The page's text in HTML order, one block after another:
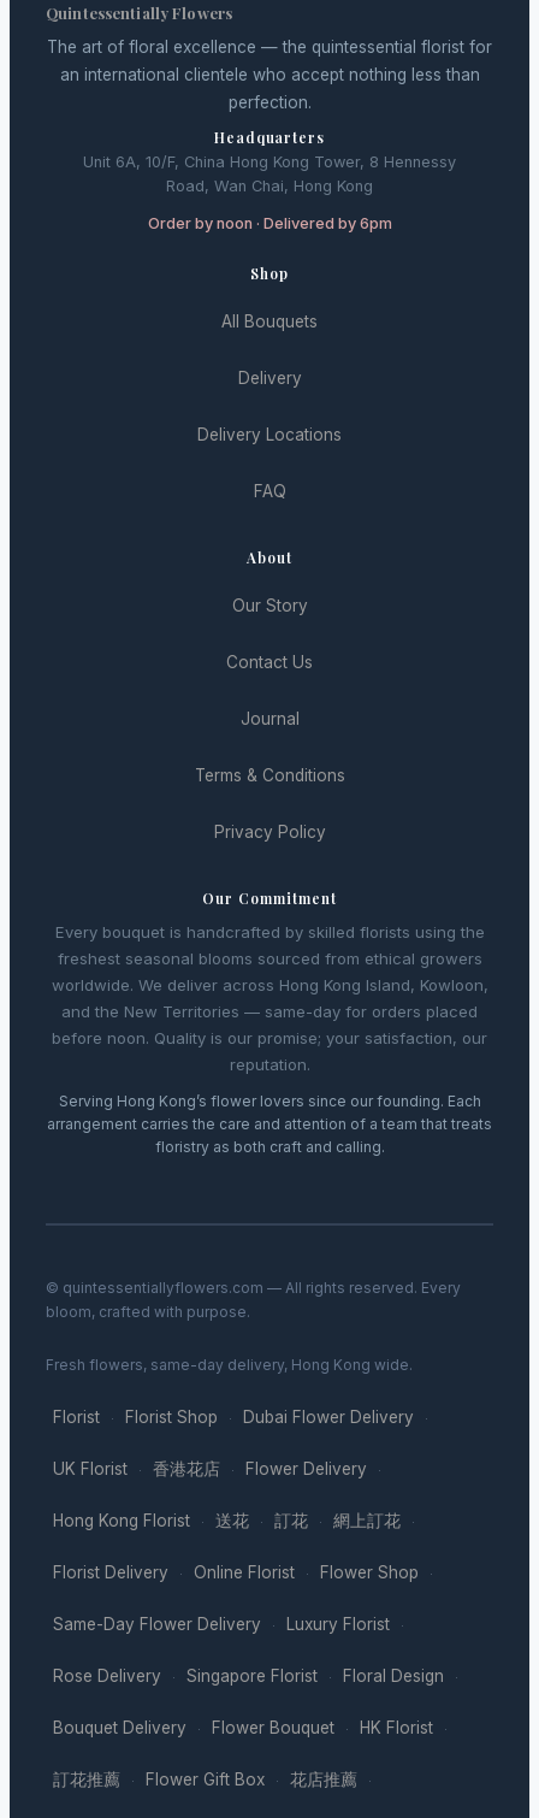
是針對情感上高度投入的客戶進行的「剝削式定價」。 此
外，傳統文化對花卉的剛性需求亦創造了價格真空。在泰
國等國家，重要佛教節慶期間，蓮花和萬壽菊的價格可能
急劇上漲，令許多家庭難以負擔傳統供品。墨西哥在亡靈
節期間，萬壽菊的成本亦因傳統需求而飆升，評論家認為
這是批發商預期到習俗驅動的非彈性需求而進行的機會主
義定價。 行業與消費者權益的對話 花卉業協會持續強
調，季節性價格上漲是行業現實的產物。鮮花的易腐性、
急運輸成本，均在高峰期推高了價格。許多小型花店全年
國花卉協會指出，如情人節、母親節和喪葬用花佔年度營
買的情感背景創造了市場失靈。當顧客急需喪禮用花或面
供了空間。 面對法律監管的困難，業界和消費者團體正尋
消費者充分了解價格變動的時間和幅度。這種知情權的提
而在無需嚴苛監管的情況下，緩和極端定價行為。 最終，
演變，以達致一個既能保障行業持續盈利，又能確保消費
糧食作物允許的含量高出50倍。 專業人士和農場工人的
健康代價 面對嚴峻的檢測結果，花卉業界代表強調消費者
並無受損害的證據。然而，針對農場工人和花店經營者的
多項研究卻呈現出不同的畫面。 長期暴露於花卉種植環境
中的工人面臨顯著的健康風險。在埃塞俄比亞，六成多的
花卉農場工人報告出現呼吸系統疾病，高達八成一出現皮
膚問題。血液檢測發現，他們體內仍殘留有滴滴涕
（DDT）等被禁用的農藥。在哥倫比亞，研究發現花卉工
利時研究人員針對花店經營者進行的調查，進一步凸顯了
僅兩到三個小時後，手套上即檢測到111種不同的殺蟲劑，
員工體內平均含有70種不同的農藥殘留及其代謝物，遠高
埃爾·勒拜利指出：「研究表明，接觸受污染的花朵時，殺
經常與花束打交道的花店員工健康敲響了警鐘。 消費者風
於空白。由於缺乏數據，科學界對消費者在插花時皮膚接
管一項德國研究稱消費者風險極低，但批評者指出，這項
險。 消費者權益倡議者認為，當局對花卉業的寬鬆處理體
現了「監管盲點」。用於糧食作物上被禁止的化學物質，
例如，英國市面九成的鮮花皆為進口，通常來自於農藥監
的消費者團體正在要求變革，包括立即限制在鮮切花中使
Quintessentially Flowers
The art of floral excellence — the quintessential florist for
an international clientele who accept nothing less than
perfection.
Headquarters
Unit 6A, 10/F, China Hong Kong Tower, 8 Hennessy
Road, Wan Chai, Hong Kong
Order by noon · Delivered by 6pm
Shop
All Bouquets
Delivery
Delivery Locations
FAQ
About
Our Story
Contact Us
Journal
Terms & Conditions
Privacy Policy
Our Commitment
Every bouquet is handcrafted by skilled florists using the
freshest seasonal blooms sourced from ethical growers
worldwide. We deliver across Hong Kong Island, Kowloon,
and the New Territories — same-day for orders placed
before noon. Quality is our promise; your satisfaction, our
reputation.
Serving Hong Kong’s flower lovers since our founding. Each
arrangement carries the care and attention of a team that treats
floristry as both craft and calling.
© quintessentiallyflowers.com — All rights reserved. Every
bloom, crafted with purpose.
Fresh flowers, same-day delivery, Hong Kong wide.
Florist · Florist Shop · Dubai Flower Delivery ·
UK Florist · 香港花店 · Flower Delivery ·
Hong Kong Florist · 送花 · 訂花 · 網上訂花 ·
Florist Delivery · Online Florist · Flower Shop ·
Same-Day Flower Delivery · Luxury Florist ·
Rose Delivery · Singapore Florist · Floral Design ·
Bouquet Delivery · Flower Bouquet · HK Florist ·
訂花推薦 · Flower Gift Box · 花店推薦 ·